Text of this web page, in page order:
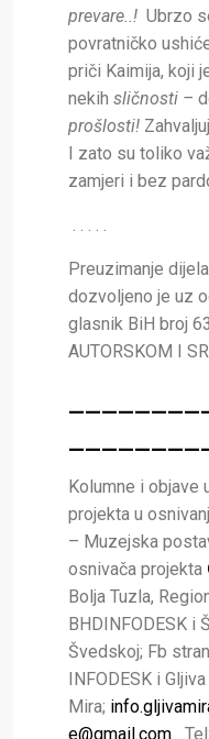
prevare..! Ubrzo
povratničko
priči Kaimija, koji
nekih sličnosti –
prošlosti!
I zato su toliko
zamjeri i bez
Preuzimanje
dozvoljeno je uz
glasnik BiH broj
AUTORSKOM I
Kolumne i objave
projekta u
– Muzejska
osnivača projekta
Bolja Tuzla,
BHDINFODESK i
Švedskoj; Fb
INFODESK i Gljiva
Mira;
e@gmail.com